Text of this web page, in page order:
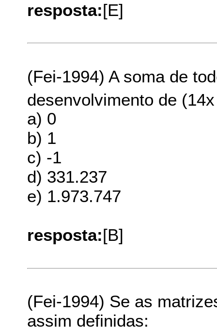
resposta:[E]
(Fei-1994) A soma de
desenvolvimento de
a) 0
b) 1
c) -1
d) 331.237
e) 1.973.747
resposta:[B]
(Fei-1994) Se as
assim definidas: